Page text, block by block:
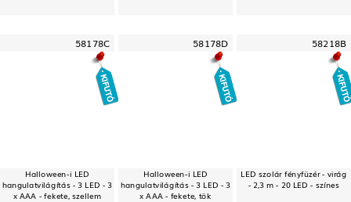
58178C
Halloween-i LED
hangulatvilágítás - 3 LED - 3
x AAA - fekete, szellem
58178D
Halloween-i LED
hangulatvilágítás - 3 LED - 3
x AAA - fekete, tök
58218B
LED szolár fényfüzér - virág
- 2,3 m - 20 LED - színes